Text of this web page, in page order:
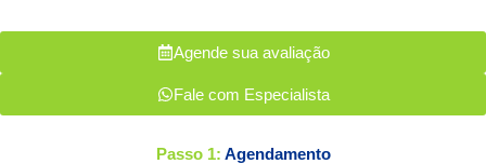
Agende sua avaliação
Fale com Especialista
Passo 1: Agendamento